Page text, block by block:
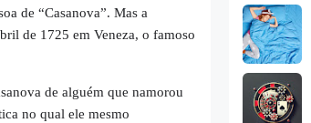
de “Casanova”. Mas a
de 1725 em Veneza, o famoso
de alguém que namorou
no qual ele mesmo